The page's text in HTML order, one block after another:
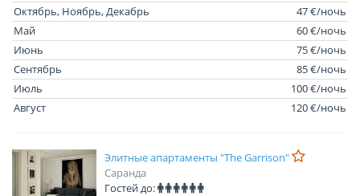
Октябрь, Ноябрь, Декабрь
47 €/ночь
Май
60 €/ночь
Июнь
75 €/ночь
Сентябрь
85 €/ночь
Июль
100 €/ночь
Август
120 €/ночь
Элитные апартаменты "The Garrison"
Саранда
Гостей до: